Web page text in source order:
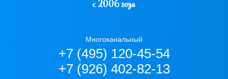
с 2006 года
Многоканальный
+7 (495) 120-45-54
+7 (926) 402-82-13